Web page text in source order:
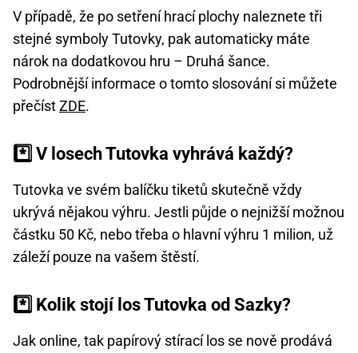
V případě, že po setření hrací plochy naleznete tři
stejné symboly Tutovky, pak automaticky máte
nárok na dodatkovou hru – Druhá šance.
Podrobnější informace o tomto slosování si můžete
přečístZDE.
*️⃣ V losech Tutovka vyhrává každý?
Tutovka ve svém balíčku tiketů skutečně vždy
ukrývá nějakou výhru. Jestli půjde o nejnižší možnou
částku 50 Kč, nebo třeba o hlavní výhru 1 milion, už
záleží pouze na vašem štěstí.
*️⃣ Kolik stojí los Tutovka od Sazky?
Jak online, tak papírový stírací los se nově prodává